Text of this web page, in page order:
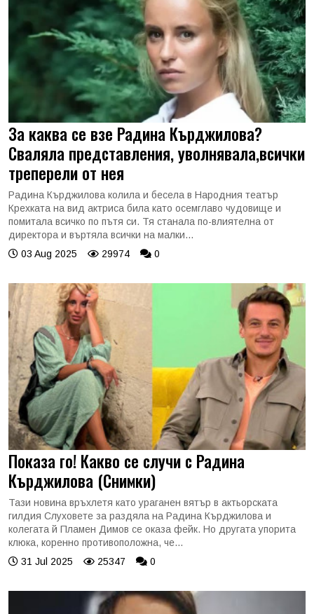
За каква се взе Радина Кърджилова?
Сваляла представления, уволнявала,всички
треперели от нея
Радина Кърджилова колила и бесела в Народния театър
Крехката на вид актриса била като осемглаво чудовище и
помитала всичко по пътя си. Тя станала по-влиятелна от
директора и въртяла всички на малки...
03 Aug 2025
29974 0
Показа го! Какво се случи с Радина
Кърджилова (Снимки)
Тази новина връхлетя като ураганен вятър в актьорската
гилдия Слуховете за раздяла на Радина Кърджилова и
колегата й Пламен Димов се оказа фейк. Но другата упорита
клюка, коренно противоположна, че...
31 Jul 2025
25347 0